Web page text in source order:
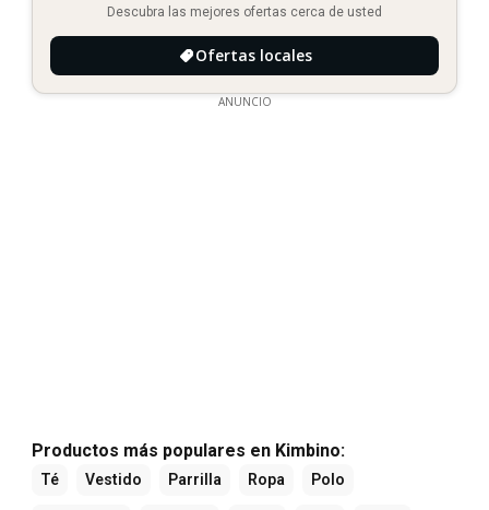
Descubra las mejores ofertas cerca de usted
Ofertas locales
ANUNCIO
Productos más populares en Kimbino:
Té Vestido Parrilla Ropa Polo